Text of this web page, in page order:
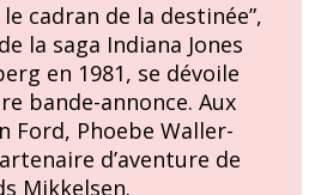
cadran de la destinée”,
la saga Indiana Jones
en 1981, se dévoile
bande-annonce. Aux
Ford, Phoebe Waller-
d’aventure de
Mikkelsen.